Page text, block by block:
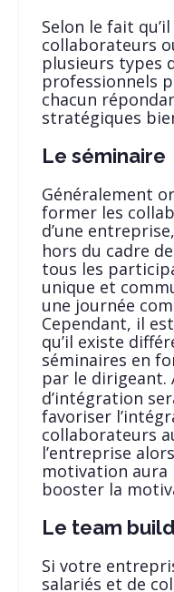
Selon le fait
collaborateurs
plusieurs types
professionnels
chacun
stratégiques
Le séminaire
Généralement
former les
d’une
hors du cadre
tous les
unique et
une journée
Cependant, il
qu’il existe
séminaires en
par le dirigeant.
d’intégration
favoriser
collaborateurs
l’entreprise
motivation
booster la
Le team
Si votre
salariés et de